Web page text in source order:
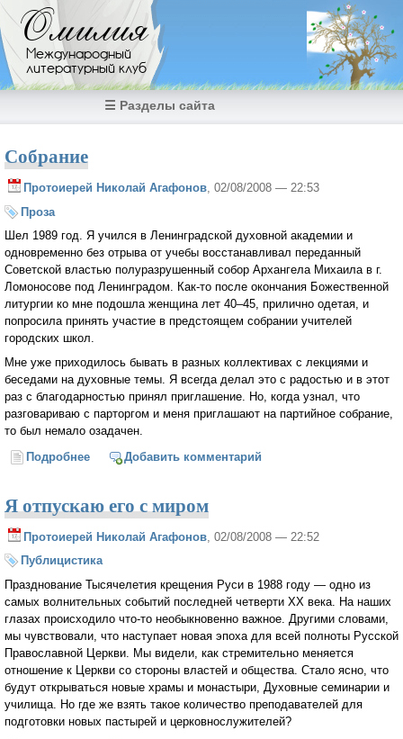
Перейти к основному содержанию
Омилия
Международный
литературный клуб
☰ Разделы сайта
Собрание
Протоиерей Николай Агафонов , 02/08/2008 — 22:53
Проза
Шел 1989 год. Я учился в Ленинградской духовной академии и
одновременно без отрыва от учебы восстанавливал переданный
Советской властью полуразрушенный собор Архангела Михаила в г.
Ломоносове под Ленинградом. Как-то после окончания Божественной
литургии ко мне подошла женщина лет 40–45, прилично одетая, и
попросила принять участие в предстоящем собрании учителей
городских школ.
Мне уже приходилось бывать в разных коллективах с лекциями и
беседами на духовные темы. Я всегда делал это с радостью и в этот
раз с благодарностью принял приглашение. Но, когда узнал, что
разговариваю с парторгом и меня приглашают на партийное собрание,
то был немало озадачен.
Подробнее о Собрание
Добавить комментарий
Я отпускаю его с миром
Протоиерей Николай Агафонов , 02/08/2008 — 22:52
Публицистика
Празднование Тысячелетия крещения Руси в 1988 году — одно из
самых волнительных событий последней четверти XX века. На наших
глазах происходило что-то необыкновенно важное. Другими словами,
мы чувствовали, что наступает новая эпоха для всей полноты Русской
Православной Церкви. Мы видели, как стремительно меняется
отношение к Церкви со стороны властей и общества. Стало ясно, что
будут открываться новые храмы и монастыри, Духовные семинарии и
училища. Но где же взять такое количество преподавателей для
подготовки новых пастырей и церковнослужителей?